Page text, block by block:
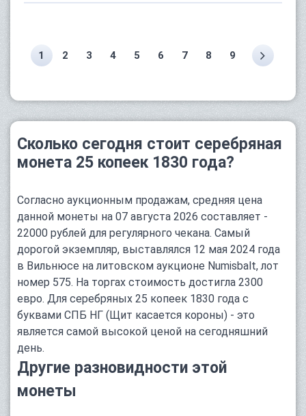
1 2 3 4 5 6 7 8 9
Сколько сегодня стоит серебряная
монета 25 копеек 1830 года?
Согласно аукционным продажам, средняя цена
данной монеты на 07 августа 2026 составляет -
22000 рублей для регулярного чекана. Самый
дорогой экземпляр, выставлялся 12 мая 2024 года
в Вильнюсе на литовском аукционе Numisbalt, лот
номер 575. На торгах стоимость достигла 2300
евро. Для серебряных 25 копеек 1830 года с
буквами СПБ НГ (Щит касается короны) - это
является самой высокой ценой на сегодняшний
день.
Другие разновидности этой
монеты